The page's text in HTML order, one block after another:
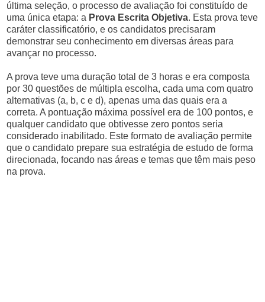
última seleção, o processo de avaliação foi constituído de
uma única etapa: a Prova Escrita Objetiva. Esta prova teve
caráter classificatório, e os candidatos precisaram
demonstrar seu conhecimento em diversas áreas para
avançar no processo.
A prova teve uma duração total de 3 horas e era composta
por 30 questões de múltipla escolha, cada uma com quatro
alternativas (a, b, c e d), apenas uma das quais era a
correta. A pontuação máxima possível era de 100 pontos, e
qualquer candidato que obtivesse zero pontos seria
considerado inabilitado. Este formato de avaliação permite
que o candidato prepare sua estratégia de estudo de forma
direcionada, focando nas áreas e temas que têm mais peso
na prova.